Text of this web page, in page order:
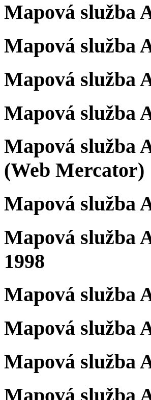
Mapová služba
Mapová služba
Mapová služba
Mapová služba
Mapová služba
(Web Mercator)
Mapová služba
Mapová služba
1998
Mapová služba
Mapová služba
Mapová služba
Mapová služba